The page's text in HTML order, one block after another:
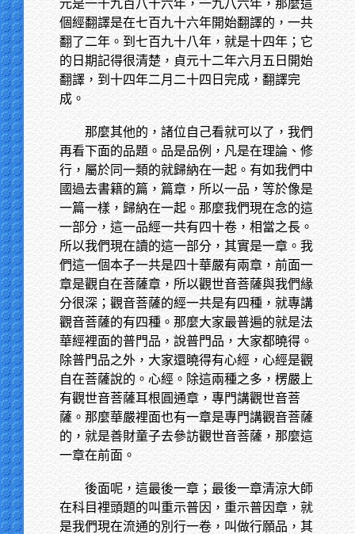
元是一千九百八十六年，一九八六年，那麼這
個經翻譯是在七百九十六年開始翻譯的，一共
翻了二年。到七百九十八年，就是十四年；它
的日期記得很清楚，貞元十二年六月五日開始
翻譯，到十四年二月二十四日完成，翻譯完
成。
那麼其他的，諸位自己看就可以了，我們
再看下面的品題。品是品例，凡是在理論、修
行，屬於同一類的就歸納在一起。有如我們中
國過去書籍的篇，篇章，所以一品，等於像是
一篇一樣，歸納在一起。那麼我們現在念的這
一部分，這一品經一共有四十卷，相當之長。
所以我們現在讀的這一部分，其實是一章。我
們這一個本子一共是四十華嚴有兩章，前面一
章是觀自在菩薩章，所以觀世音菩薩與我們緣
分很深；觀音菩薩的經一共是有四種，就專講
觀音菩薩的有四種。那麼大家最普遍的就是法
華經裡面的普門品，說普門品，大家都曉得。
除普門品之外，大家還曉得有心經，心經是觀
自在菩薩說的。心經。除這兩種之多，楞嚴上
有觀世音菩薩耳根圓通章，專門講觀世音菩
薩。那麼華嚴裡面也有一章是專門講觀音菩薩
的，就是善財童子去參訪觀世音菩薩，那麼這
一章在前面。
後面呢，這最後一章；最後一章清涼大師
在科目裡頭題的叫重示普因，重示普因章，就
是我們現在流通的別行一卷，叫做行願品，其